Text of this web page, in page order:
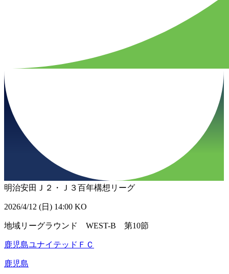
明治安田Ｊ２・Ｊ３百年構想リーグ
2026/4/12 (日) 14:00 KO
地域リーグラウンド WEST-B 第10節
鹿児島ユナイテッドＦＣ
鹿児島